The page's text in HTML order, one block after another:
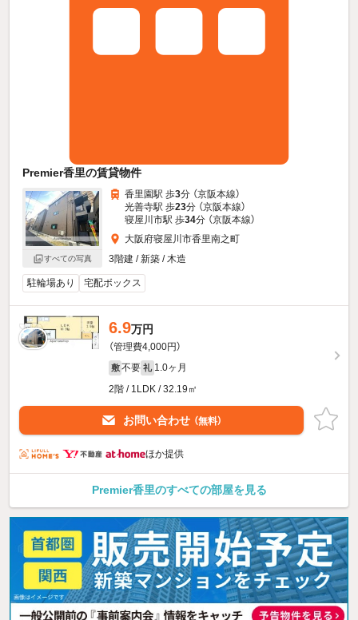
Premier香里の賃貸物件
すべての写真
香里園駅 歩3分 （京阪本線）
光善寺駅 歩23分 （京阪本線）
寝屋川市駅 歩34分 （京阪本線）
大阪府寝屋川市香里南之町
3階建 / 新築 / 木造
駐輪場あり 宅配ボックス
6.9万円
（管理費4,000円）
敷 不要 礼 1.0ヶ月
2階 / 1LDK / 32.19㎡
お問い合わせ （無料）
ほか提供
Premier香里のすべての部屋を見る